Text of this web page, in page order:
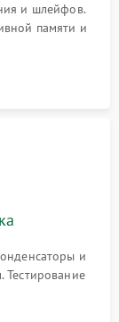
и шлейфов.
памяти и
от пыли
и
Тестирование
секторов и